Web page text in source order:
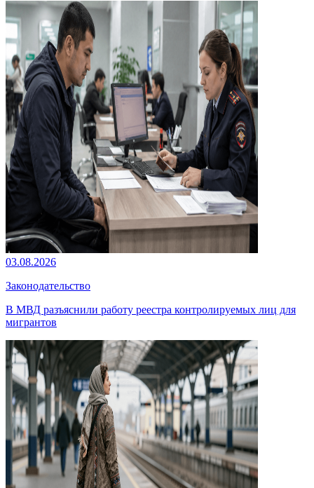
03.08.2026
Законодательство
В МВД разъяснили работу реестра контролируемых лиц для
мигрантов